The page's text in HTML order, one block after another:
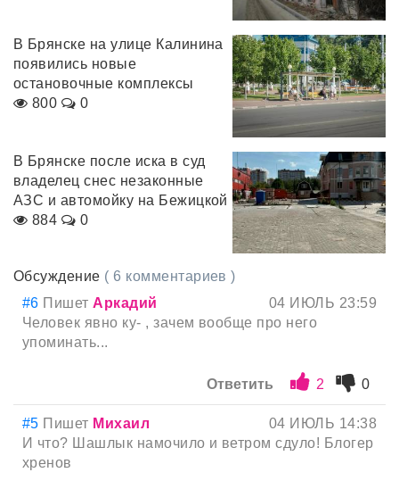
В Брянске на улице Калинина
появились новые
остановочные комплексы
800
0
В Брянске после иска в суд
владелец снес незаконные
АЗС и автомойку на Бежицкой
884
0
Обсуждение ( 6 комментариев )
#6 Пишет Аркадий
04 ИЮЛЬ 23:59
Человек явно ку- , зачем вообще про него
упоминать...
Ответить 2 0
#5 Пишет Михаил
04 ИЮЛЬ 14:38
И что? Шашлык намочило и ветром сдуло! Блогер
хренов